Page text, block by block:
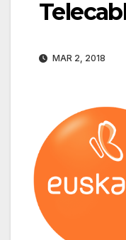
MAR 2, 2018